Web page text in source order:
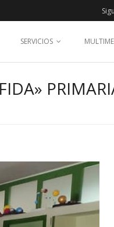
SERVICIOS